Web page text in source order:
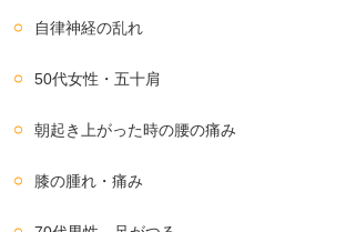
自律神経の乱れ
50代女性・五十肩
朝起き上がった時の腰の痛み
膝の腫れ・痛み